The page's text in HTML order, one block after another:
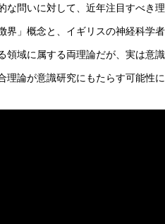
在主義へ｜存在論的内在性の移行
問いに対して、近年注目すべき
界」概念と、イギリスの神経科学
領域に属する両理論だが、実は意
理論が意識研究にもたらす可能性